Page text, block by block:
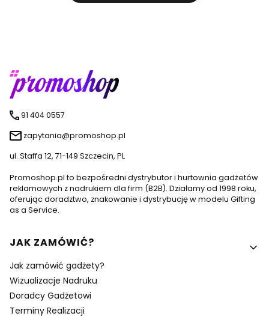
91 404 0557
zapytania@promoshop.pl
ul. Staffa 12, 71-149 Szczecin, PL
Promoshop.pl to bezpośredni dystrybutor i hurtownia gadżetów
reklamowych z nadrukiem dla firm (B2B). Działamy od 1998 roku,
oferując doradztwo, znakowanie i dystrybucję w modelu Gifting
as a Service.
Linki w stopce
JAK ZAMÓWIĆ?
Jak zamówić gadżety?
Wizualizacje Nadruku
Doradcy Gadżetowi
Terminy Realizacji